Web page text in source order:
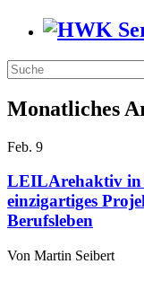
Monatliches
Feb. 9
LEILArehaktiv in
einzigartiges
Berufsleben
Von Martin Seibert